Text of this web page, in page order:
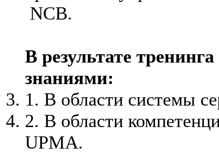
NCB.
В результате
знаниями:
1. В области системы
2. В области
UPMA.